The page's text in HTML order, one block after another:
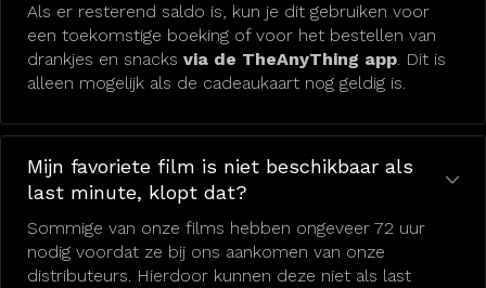
Als er resterend saldo is, kun je dit gebruiken voor
een toekomstige boeking of voor het bestellen van
drankjes en snacks via de TheAnyThing app. Dit is
alleen mogelijk als de cadeaukaart nog geldig is.
Mijn favoriete film is niet beschikbaar als
last minute, klopt dat?
Sommige van onze films hebben ongeveer 72 uur
nodig voordat ze bij ons aankomen van onze
distributeurs. Hierdoor kunnen deze niet als last